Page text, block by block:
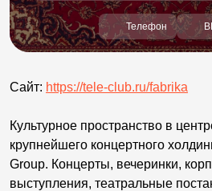
Телефон
Сайт: https://tele-club.ru/fabrika
Культурное пространство в
крупнейшего концертного
Group. Концерты, вечеринки,
выступления, театральные